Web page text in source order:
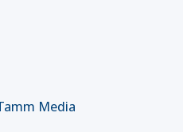
Media